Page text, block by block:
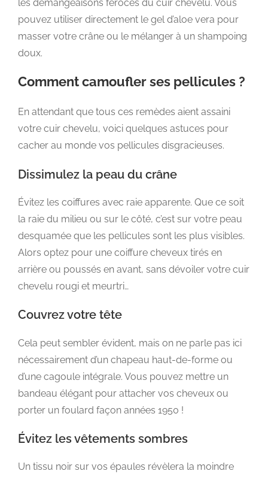
les démangeaisons féroces du cuir chevelu. Vous
pouvez utiliser directement le gel d’aloe vera pour
masser votre crâne ou le mélanger à un shampoing
doux.
Comment camoufler ses pellicules ?
En attendant que tous ces remèdes aient assaini
votre cuir chevelu, voici quelques astuces pour
cacher au monde vos pellicules disgracieuses.
Dissimulez la peau du crâne
Évitez les coiffures avec raie apparente. Que ce soit
la raie du milieu ou sur le côté, c’est sur votre peau
desquamée que les pellicules sont les plus visibles.
Alors optez pour une coiffure cheveux tirés en
arrière ou poussés en avant, sans dévoiler votre cuir
chevelu rougi et meurtri…
Couvrez votre tête
Cela peut sembler évident, mais on ne parle pas ici
nécessairement d’un chapeau haut-de-forme ou
d’une cagoule intégrale. Vous pouvez mettre un
bandeau élégant pour attacher vos cheveux ou
porter un foulard façon années 1950 !
Évitez les vêtements sombres
Un tissu noir sur vos épaules révèlera la moindre